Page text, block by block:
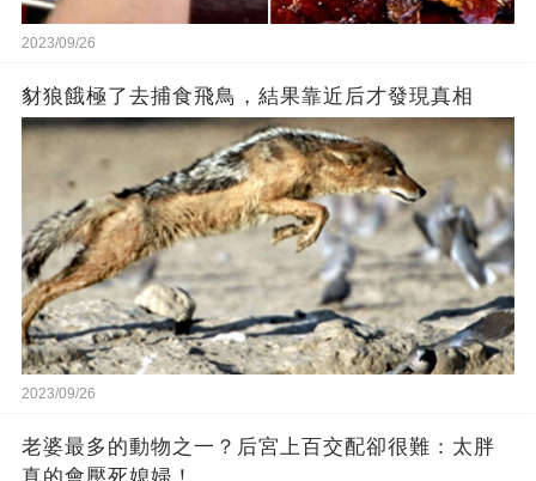
2023/09/26
豺狼餓極了去捕食飛鳥，結果靠近后才發現真相
2023/09/26
老婆最多的動物之一？后宮上百交配卻很難：太胖